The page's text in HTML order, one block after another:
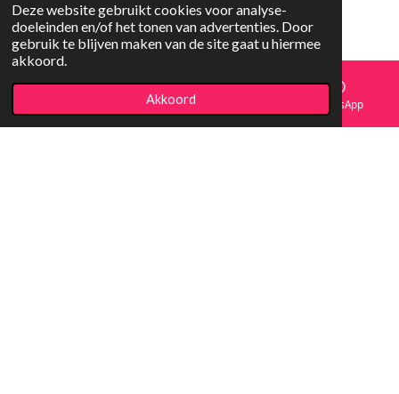
Deze website gebruikt cookies voor analyse-
doeleinden en/of het tonen van advertenties. Door
gebruik te blijven maken van de site gaat u hiermee
akkoord.
AkkoordFacebook WhatsApp